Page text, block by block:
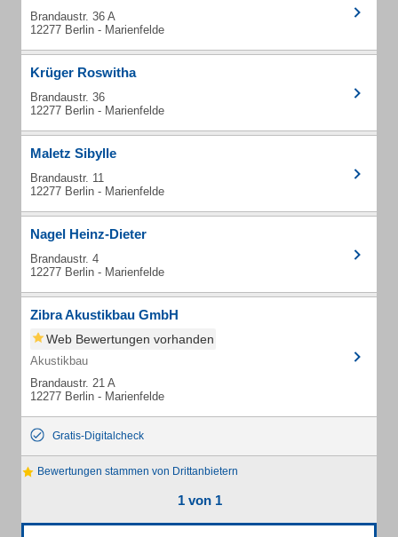
Brandaustr. 36 A
12277 Berlin - Marienfelde
Krüger Roswitha
Brandaustr. 36
12277 Berlin - Marienfelde
Maletz Sibylle
Brandaustr. 11
12277 Berlin - Marienfelde
Nagel Heinz-Dieter
Brandaustr. 4
12277 Berlin - Marienfelde
Zibra Akustikbau GmbH
Web Bewertungen vorhanden
Akustikbau
Brandaustr. 21 A
12277 Berlin - Marienfelde
Gratis-Digitalcheck
Bewertungen stammen von Drittanbietern
1 von 1